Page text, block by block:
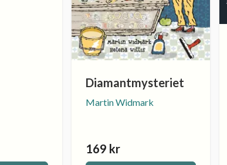
Diamantmysteriet
Martin Widmark
169 kr